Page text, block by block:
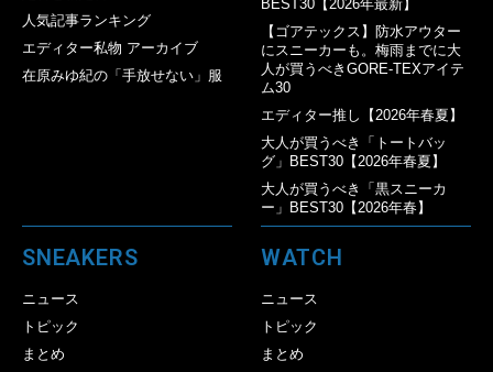
人気記事ランキング
エディター私物 アーカイブ
在原みゆ紀の「手放せない」服
BEST30【2026年最新】
【ゴアテックス】防水アウター
にスニーカーも。梅雨までに大
人が買うべきGORE-TEXアイテ
ム30
エディター推し【2026年春夏】
大人が買うべき「トートバッ
グ」BEST30【2026年春夏】
大人が買うべき「黒スニーカ
ー」BEST30【2026年春】
SNEAKERS
ニュース
トピック
まとめ
WATCH
ニュース
トピック
まとめ